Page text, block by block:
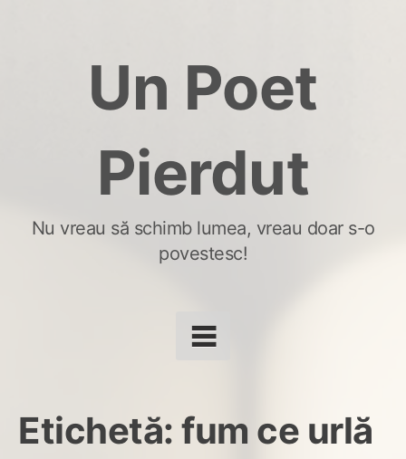
Un Poet
Pierdut
Nu vreau să schimb lumea, vreau doar s-o
povestesc!
Etichetă: fum ce urlă